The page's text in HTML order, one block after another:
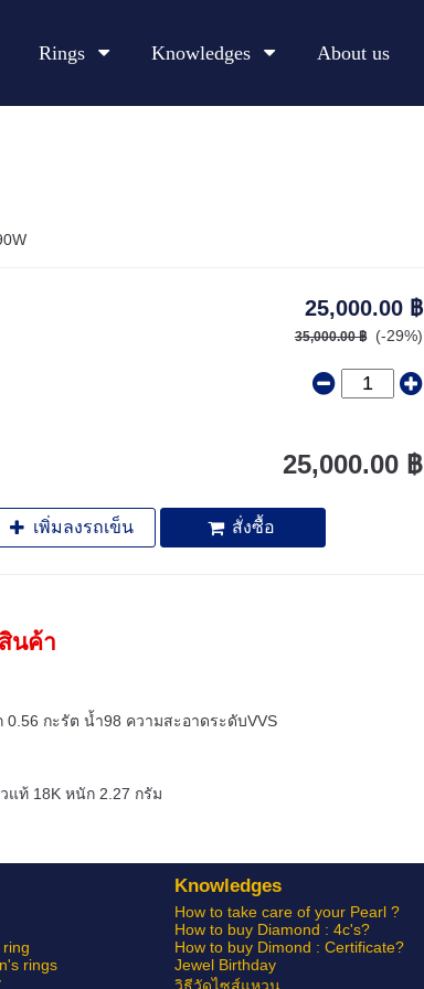
Rings Knowledges About us
25,000.00 ฿
35,000.00 ฿ (-29%)
25,000.00 ฿
เพิ่มลงรถเข็น สั่งซื้อ
นค้า
0.56 กะรัต น้ำ98 ความสะอาดระดับVVS
แท้ 18K หนัก 2.27 กรัม
rings
Knowledges
How to take care of your Pearl ?
How to buy Diamond : 4c's?
How to buy Dimond : Certificate?
Jewel Birthday